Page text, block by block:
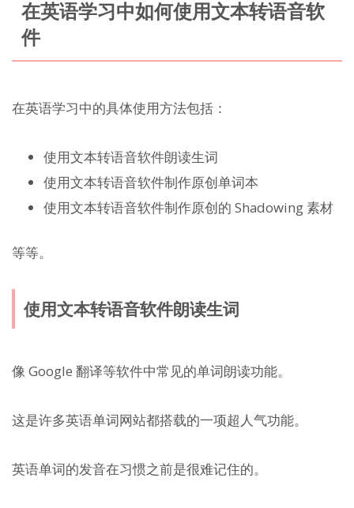
在英语学习中如何使用文本转语音软
件
在英语学习中的具体使用方法包括：
使用文本转语音软件朗读生词
使用文本转语音软件制作原创单词本
使用文本转语音软件制作原创的 Shadowing 素材
等等。
使用文本转语音软件朗读生词
像 Google 翻译等软件中常见的单词朗读功能。
这是许多英语单词网站都搭载的一项超人气功能。
英语单词的发音在习惯之前是很难记住的。